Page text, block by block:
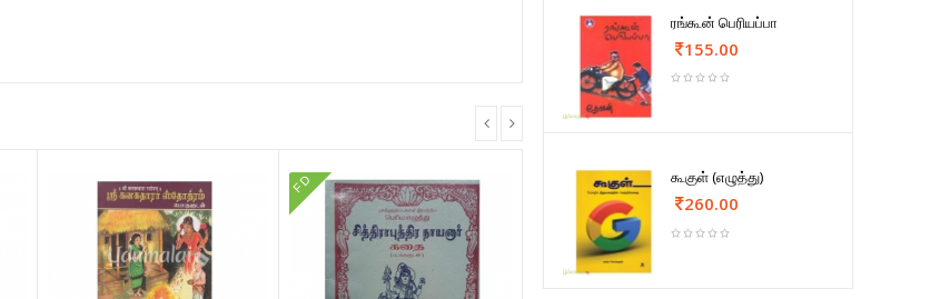
FD
ரங்கூன் பெரியப்பா
155.00
கூகுள் (எழுத்து)
260.00